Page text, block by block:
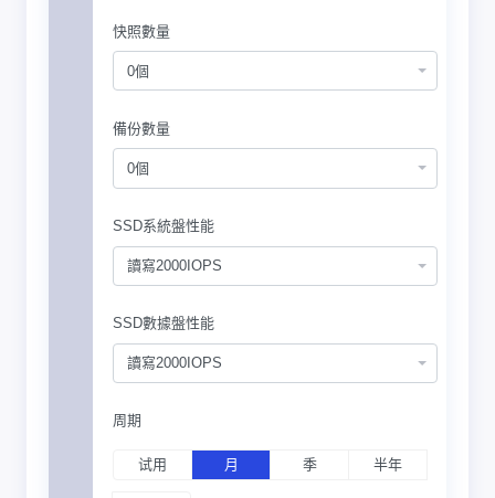
快照數量
0個
備份數量
0個
SSD系統盤性能
讀寫2000IOPS
SSD數據盤性能
讀寫2000IOPS
周期
试用 月 季 半年